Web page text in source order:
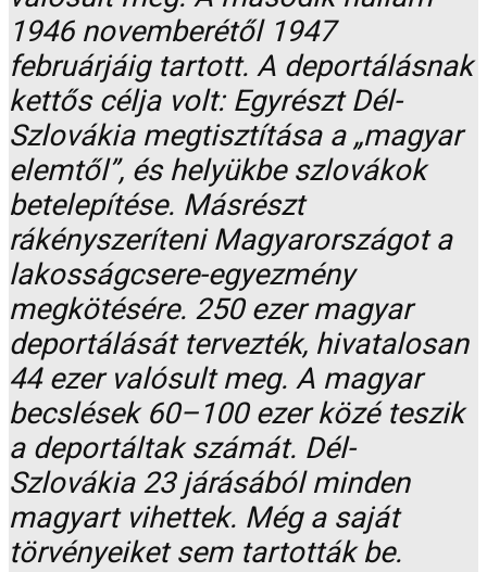
1946 novemberétől 1947
februárjáig tartott. A deportálásnak
kettős célja volt: Egyrészt Dél-
Szlovákia megtisztítása a „magyar
elemtől”, és helyükbe szlovákok
betelepítése. Másrészt
rákényszeríteni Magyarországot a
lakosságcsere-egyezmény
megkötésére. 250 ezer magyar
deportálását tervezték, hivatalosan
44 ezer valósult meg. A magyar
becslések 60–100 ezer közé teszik
a deportáltak számát. Dél-
Szlovákia 23 járásából minden
magyart vihettek. Még a saját
törvényeiket sem tartották be.